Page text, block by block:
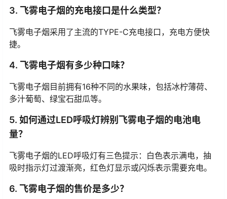
3. 飞雾电子烟的充电接口是什么类型？
飞雾电子烟采用了主流的TYPE-C充电接口，充电方便快
捷。
4. 飞雾电子烟有多少种口味？
飞雾电子烟目前拥有16种不同的水果味，包括冰柠薄荷、
多汁葡萄、绿宝石甜瓜等。
5. 如何通过LED呼吸灯辨别飞雾电子烟的电池电
量？
飞雾电子烟的LED呼吸灯有三色提示：白色表示满电，抽
吸时指示灯过渡渐亮，红色灯显示或闪烁表示需要充电。
6. 飞雾电子烟的售价是多少？